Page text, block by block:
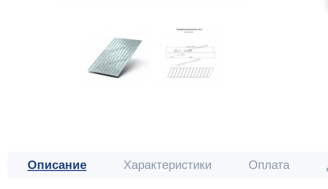
Описание Характеристики Оплата